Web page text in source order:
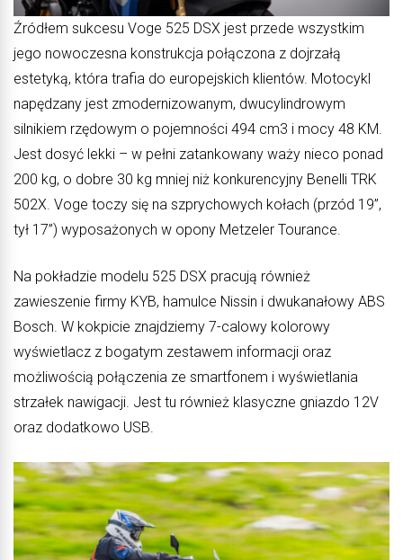
Źródłem sukcesu Voge 525 DSX jest przede wszystkim
jego nowoczesna konstrukcja połączona z dojrzałą
estetyką, która trafia do europejskich klientów. Motocykl
napędzany jest zmodernizowanym, dwucylindrowym
silnikiem rzędowym o pojemności 494 cm3 i mocy 48 KM.
Jest dosyć lekki – w pełni zatankowany waży nieco ponad
200 kg, o dobre 30 kg mniej niż konkurencyjny Benelli TRK
502X. Voge toczy się na szprychowych kołach (przód 19”,
tył 17”) wyposażonych w opony Metzeler Tourance.
Na pokładzie modelu 525 DSX pracują również
zawieszenie firmy KYB, hamulce Nissin i dwukanałowy ABS
Bosch. W kokpicie znajdziemy 7-calowy kolorowy
wyświetlacz z bogatym zestawem informacji oraz
możliwością połączenia ze smartfonem i wyświetlania
strzałek nawigacji. Jest tu również klasyczne gniazdo 12V
oraz dodatkowo USB.